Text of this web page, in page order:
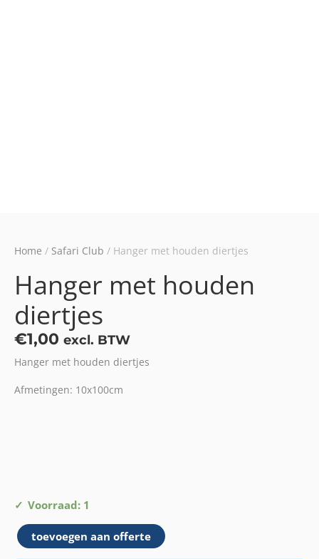
Home / Safari Club / Hanger met houden diertjes
Hanger met houden
diertjes
€1,00 excl. BTW
Hanger met houden diertjes
Afmetingen: 10x100cm
Voorraad: 1
Hanger
met
houden
toevoegen aan offerte